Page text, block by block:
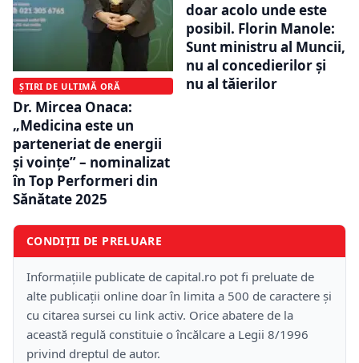
ȘTIRI DE ULTIMĂ ORĂ
Dr. Mircea Onaca:
„Medicina este un
parteneriat de energii
și voințe” – nominalizat
în Top Performeri din
Sănătate 2025
doar acolo unde este
posibil. Florin Manole:
Sunt ministru al Muncii,
nu al concedierilor și
nu al tăierilor
CONDIȚII DE PRELUARE
Informațiile publicate de capital.ro pot fi preluate de
alte publicații online doar în limita a 500 de caractere și
cu citarea sursei cu link activ. Orice abatere de la
această regulă constituie o încălcare a Legii 8/1996
privind dreptul de autor.